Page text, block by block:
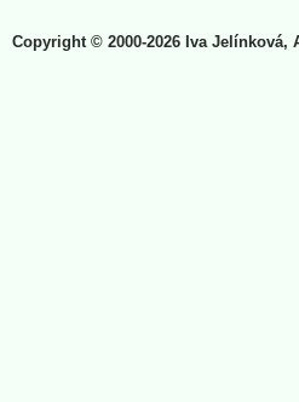
Copyright © 2000-2026 Iva Jelínková,